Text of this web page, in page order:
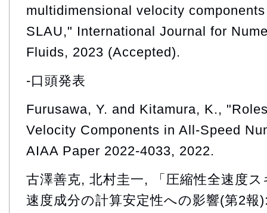
multidimensional velocity
SLAU," International Journal for
Fluids, 2023 (Accepted).
-口頭発表
Furusawa, Y. and Kitamura, K.,
Velocity Components in All-Speed
AIAA Paper 2022-4033, 2022.
古澤善克, 北村圭一, 「圧縮性全速度
速度成分の計算安定性への影響(第2